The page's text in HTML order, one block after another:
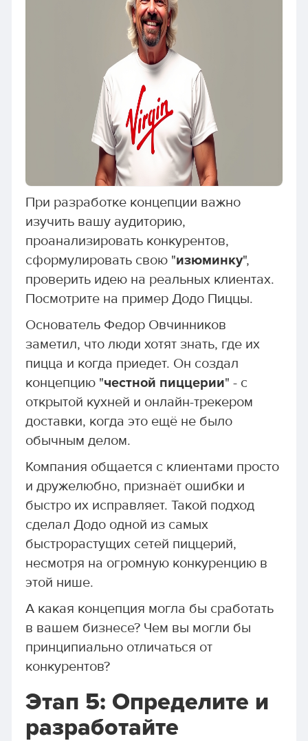
При разработке концепции важно
изучить вашу аудиторию,
проанализировать конкурентов,
сформулировать свою "изюминку",
проверить идею на реальных клиентах.
Посмотрите на пример Додо Пиццы.
Основатель Федор Овчинников
заметил, что люди хотят знать, где их
пицца и когда приедет. Он создал
концепцию "честной пиццерии" - с
открытой кухней и онлайн-трекером
доставки, когда это ещё не было
обычным делом.
Компания общается с клиентами просто
и дружелюбно, признаёт ошибки и
быстро их исправляет. Такой подход
сделал Додо одной из самых
быстрорастущих сетей пиццерий,
несмотря на огромную конкуренцию в
этой нише.
А какая концепция могла бы сработать
в вашем бизнесе? Чем вы могли бы
принципиально отличаться от
конкурентов?
Этап 5: Определите и
разработайте